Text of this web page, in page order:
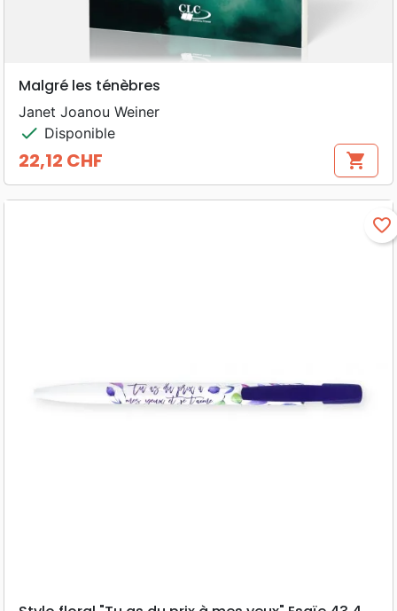
Malgré les ténèbres
Janet Joanou Weiner
check Disponible
Prix
22,12 CHF shopping_cart
favorite_border